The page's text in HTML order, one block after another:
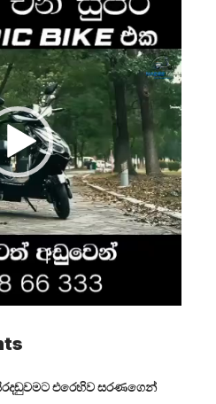
එරෙහිව සරණගෙන්